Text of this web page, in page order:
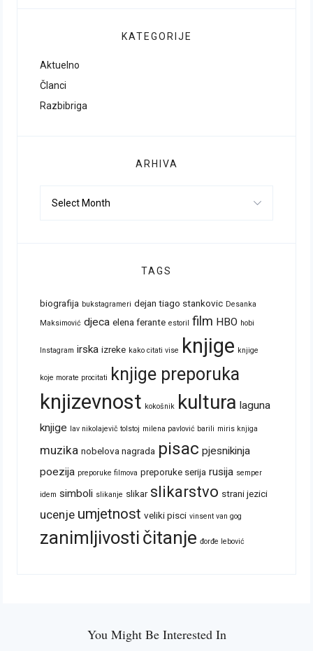
KATEGORIJE
Aktuelno
Članci
Razbibriga
ARHIVA
TAGS
biografija bukstagrameri dejan tiago stankovic Desanka
Maksimović djeca elena ferante estoril film HBO hobi
Instagram irska izreke kako citati vise knjige knjige
koje morate procitati knjige preporuka
knjizevnost kokošnik kultura laguna
knjige
lav nikolajevič tolstoj milena pavlović barili miris knjiga
muzika nobelova nagrada pisac pjesnikinja
poezija preporuke filmova preporuke serija rusija semper
idem simboli slikanje slikar slikarstvo strani jezici
ucenje umjetnost veliki pisci vinsent van gog
zanimljivosti čitanje đorđe lebović
You Might Be Interested In